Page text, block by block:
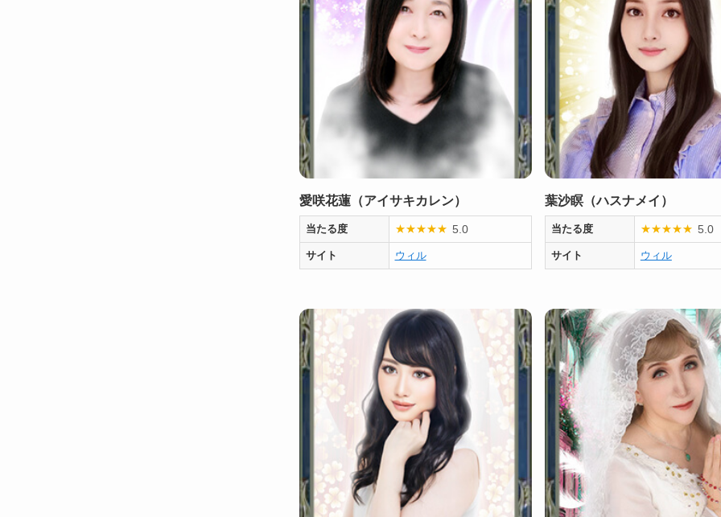
愛咲花蓮（アイサキカレン）
当たる度 ★★★★★ 5.0
サイト ウィル
葉沙瞑（ハスナメイ）
当たる度 ★★★★★ 5.0
サイト ウィル